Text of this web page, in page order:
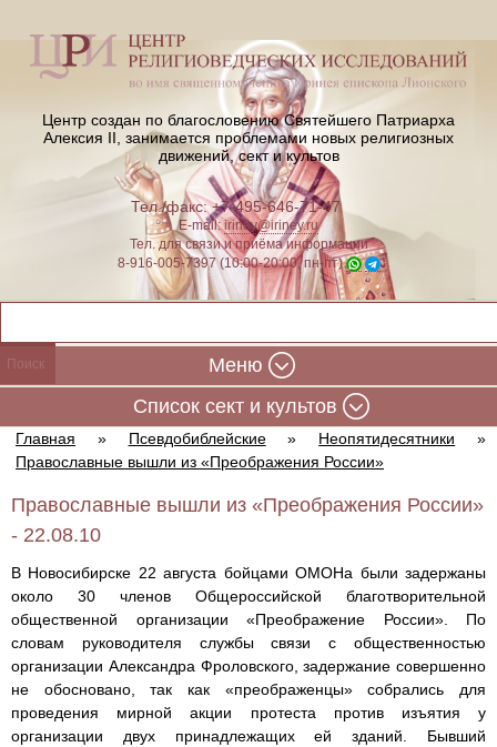
Центр создан по благословению Святейшего Патриарха
Алексия II, занимается проблемами новых религиозных
движений, сект и культов
Тел./факс: +7-495-646-71-47
E-mail:iriney@iriney.ru
Тел. для связи и приёма информации
8-916-005-7397 (10:00-20:00, пн-пт)
Меню
Cписок сект и культов
Главная » Псевдобиблейские » Неопятидесятники
»
Православные вышли из «Преображения России»
Православные вышли из «Преображения России»
- 22.08.10
В Новосибирске 22 августа бойцами ОМОНа были задержаны
около 30 членов Общероссийской благотворительной
общественной организации «Преображение России». По
словам руководителя службы связи с общественностью
организации Александра Фроловского, задержание совершенно
не обосновано, так как «преображенцы» собрались для
проведения мирной акции протеста против изъятия у
организации двух принадлежащих ей зданий. Бывший